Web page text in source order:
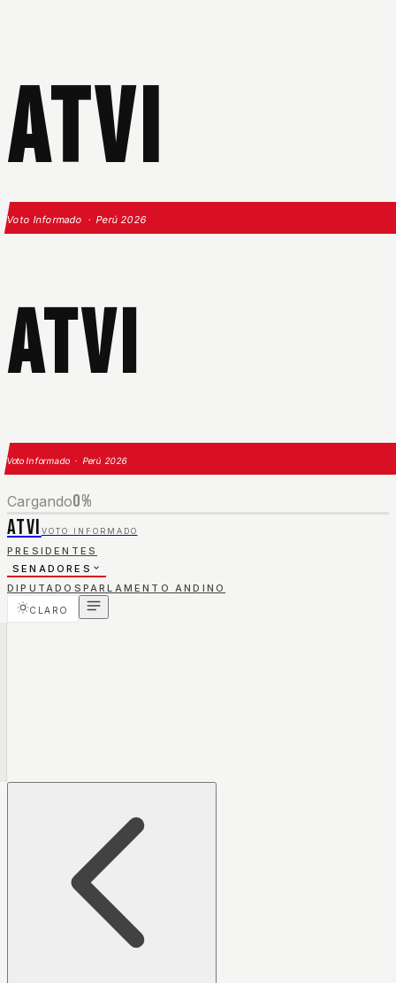
ATVI
Voto Informado · Perú 2026
ATVI
Voto Informado · Perú 2026
Cargando0%
ATVI VOTO INFORMADO
PRESIDENTES
SENADORES
DIPUTADOS PARLAMENTO ANDINO
CLARO